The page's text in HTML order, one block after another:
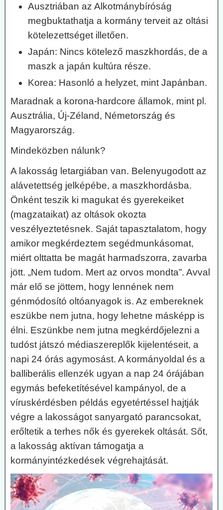
Ausztriában az Alkotmánybíróság
megbuktathatja a kormány terveit az oltási
kötelezettséget illetően.
Japán: Nincs kötelező maszkhordás, de a
maszk a japán kultúra része.
Korea: Hasonló a helyzet, mint Japánban.
Maradnak a korona-hardcore államok, mint pl.
Ausztrália, Új-Zéland, Németország és
Magyarország.
Mindeközben nálunk?
A lakosság letargiában van. Belenyugodott az
alávetettség jelképébe, a maszkhordásba.
Önként teszik ki magukat és gyerekeiket
(magzataikat) az oltások okozta
veszélyeztetésnek. Saját tapasztalatom, hogy
amikor megkérdeztem segédmunkásomat,
miért olttatta be magát harmadszorra, zavarba
jött. „Nem tudom. Mert az orvos mondta”. Avval
már elő se jöttem, hogy lennének nem
génmódosító oltóanyagok is. Az embereknek
eszükbe nem jutna, hogy lehetne másképp is
élni. Eszünkbe nem jutna megkérdőjelezni a
tudóst játszó médiaszereplők kijelentéseit, a
napi 24 órás agymosást. A kormányoldal és a
balliberális ellenzék ugyan a nap 24 órájában
egymás befeketítésével kampányol, de a
víruskérdésben példás egyetértéssel hajtják
végre a lakosságot sanyargató parancsokat,
erőltetik a terhes nők és gyerekek oltását. Sőt,
a lakosság aktívan támogatja a
kormányintézkedések végrehajtását.